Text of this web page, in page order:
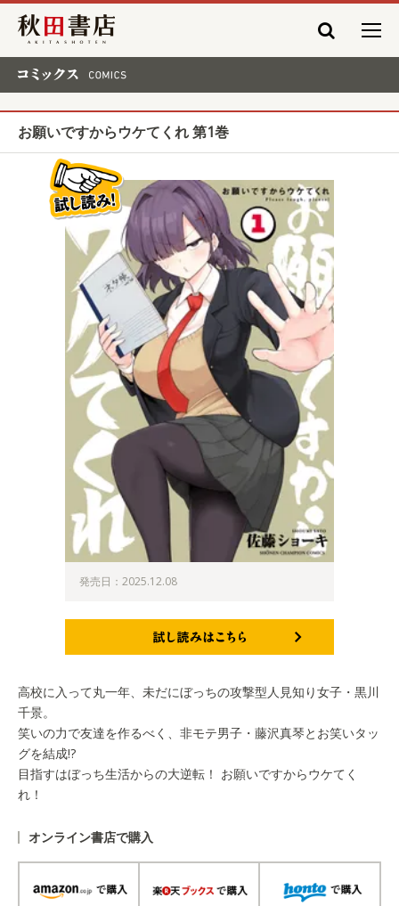
秋田書店
お願いですからウケてくれ 第1巻
発売日：2025.12.08
高校に入って丸一年、未だにぼっちの攻撃型人見知り女子・黒川
千景。
笑いの力で友達を作るべく、非モテ男子・藤沢真琴とお笑いタッ
グを結成!?
目指すはぼっち生活からの大逆転！ お願いですからウケてく
れ！
オンライン書店で購入